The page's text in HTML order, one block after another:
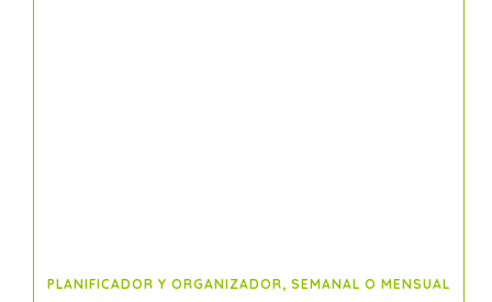
PLANIFICADOR Y ORGANIZADOR, SEMANAL O MENSUAL